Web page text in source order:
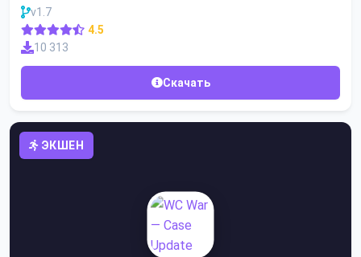
v1.7
4.5
10 313
Скачать
ЭКШЕН